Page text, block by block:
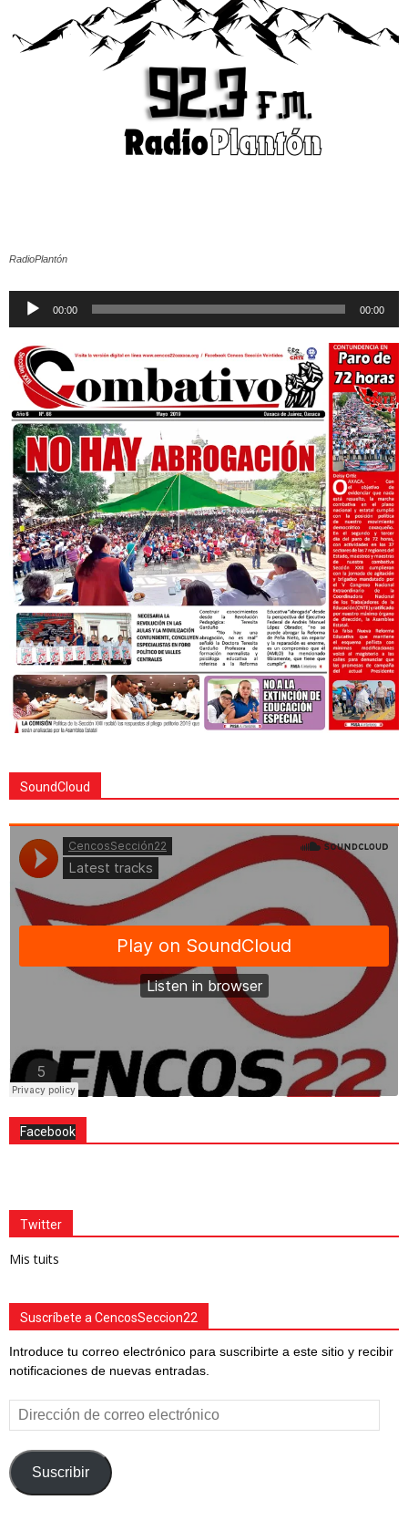
RadioPlantón
Reproductor
00:00 00:00
SoundCloud
Facebook
Twitter
Mis tuits
Suscríbete a CencosSeccion22
Introduce tu correo electrónico para suscribirte a este sitio y recibir
notificaciones de nuevas entradas.
Dirección
de
electrónico
Suscribir